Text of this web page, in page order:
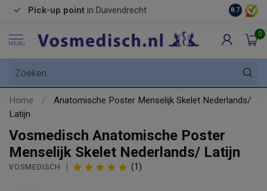
Pick-up point in Duivendrecht 8.7
MENU
0
Home /
Anatomische Poster Menselijk Skelet Nederlands/
Latijn
Vosmedisch Anatomische Poster
Menselijk Skelet Nederlands/ Latijn
VOSMEDISCH (1)